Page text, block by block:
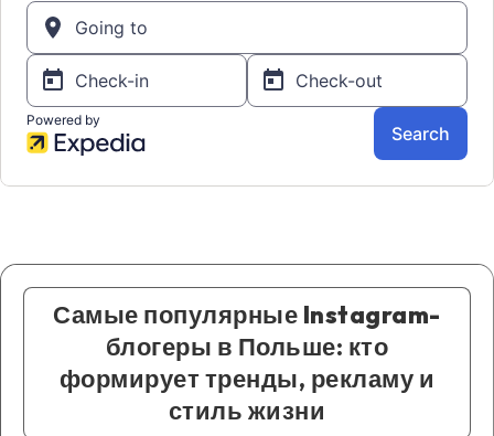
Самые популярные Instagram-
блогеры в Польше: кто
формирует тренды, рекламу и
стиль жизни